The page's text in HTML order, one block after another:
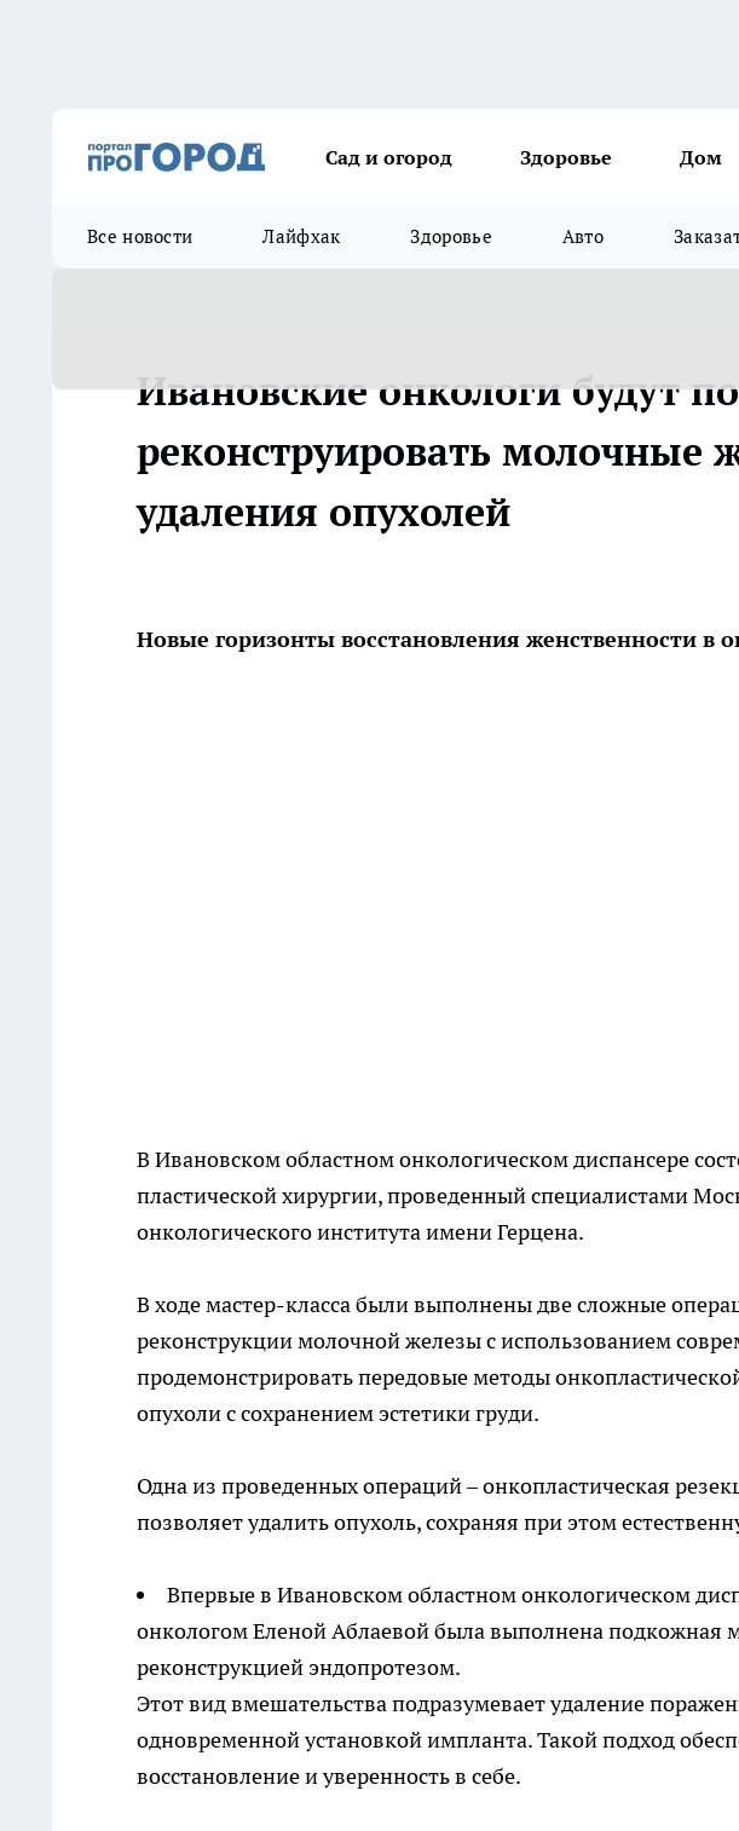
Сад и огород Здоровье Дом
Все новости Лайфхак Здоровье Авто
Ивановские онкологи будут
реконструировать молочные
удаления опухолей
Новые горизонты восстановления женственности в
В Ивановском областном онкологическом диспансере
пластической хирургии, проведенный специалистами
онкологического института имени Герцена.
В ходе мастер-класса были выполнены две сложные
реконструкции молочной железы с использованием
продемонстрировать передовые методы
опухоли с сохранением эстетики груди.
Одна из проведенных операций – онкопластическая
позволяет удалить опухоль, сохраняя при этом
Впервые в Ивановском областном онкологическом
онкологом Еленой Аблаевой была выполнена подкожная
реконструкцией эндопротезом.
Этот вид вмешательства подразумевает удаление
одновременной установкой импланта. Такой подход
восстановление и уверенность в себе.